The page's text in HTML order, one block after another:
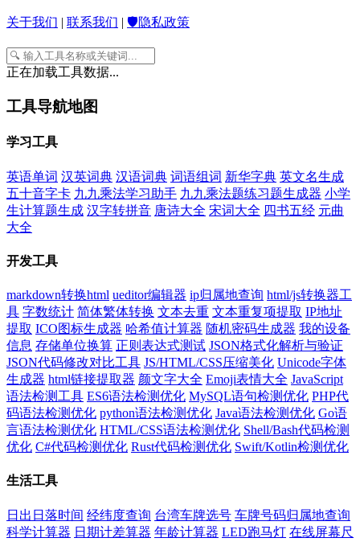
关于我们 | 联系我们 | 🛡️隐私政策
正在加载工具数据...
工具导航地图
学习工具
英语单词 汉英词典 汉语词典 词语组词 新华字典 英文名生成
五十音字卡 九九乘法学习助手 九九乘法题练习题生成器 小学
生计算题生成 汉字转拼音 唐诗大全 宋词大全 四书五经 元曲
大全
开发工具
markdown转换html ueditor编辑器 ip归属地查询 html/js转换器工
具 字数统计 简体繁体转换 文本去重 文本重复项提取 IP地址
提取 ICO图标生成器 哈希值计算器 随机密码生成器 我的设备
信息 存储单位换算 正则表达式测试 JSON格式化解析与验证
JSON代码修改对比工具 JS/HTML/CSS压缩美化 Unicode字体
生成器 html链接提取器 颜文字大全 Emoji表情大全 JavaScript
语法检测工具 ES6语法检测优化 MySQL语句检测优化 PHP代
码语法检测优化 python语法检测优化 Java语法检测优化 Go语
言语法检测优化 HTML/CSS语法检测优化 Shell/Bash代码检测
优化 C#代码检测优化 Rust代码检测优化 Swift/Kotlin检测优化
生活工具
日出日落时间 经纬度查询 台湾车牌选号 车牌号码归属地查询
科学计算器 日期计差算器 年龄计算器 LED跑马灯 在线屏幕尺